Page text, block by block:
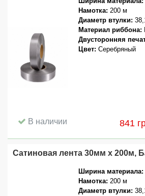
Намотка: 200 м
Диаметр втулки:
Материал риббона:
Двусторонняя
Цвет: Серебряный
В наличии 841
Сатиновая лента 30мм x 200м,
Ширина материала:
Намотка: 200 м
Диаметр втулки: